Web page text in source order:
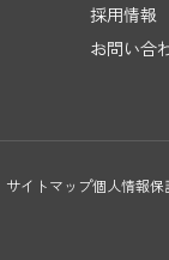
採用情報
お問い合
サイトマップ個人情報保